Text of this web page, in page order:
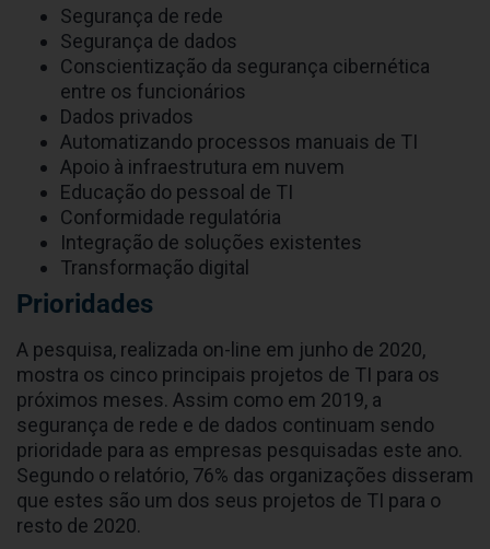
Segurança de rede
Segurança de dados
Conscientização da segurança cibernética
entre os funcionários
Dados privados
Automatizando processos manuais de TI
Apoio à infraestrutura em nuvem
Educação do pessoal de TI
Conformidade regulatória
Integração de soluções existentes
Transformação digital
Prioridades
A pesquisa, realizada on-line em junho de 2020,
mostra os cinco principais projetos de TI para os
próximos meses. Assim como em 2019, a
segurança de rede e de dados continuam sendo
prioridade para as empresas pesquisadas este ano.
Segundo o relatório, 76% das organizações disseram
que estes são um dos seus projetos de TI para o
resto de 2020.